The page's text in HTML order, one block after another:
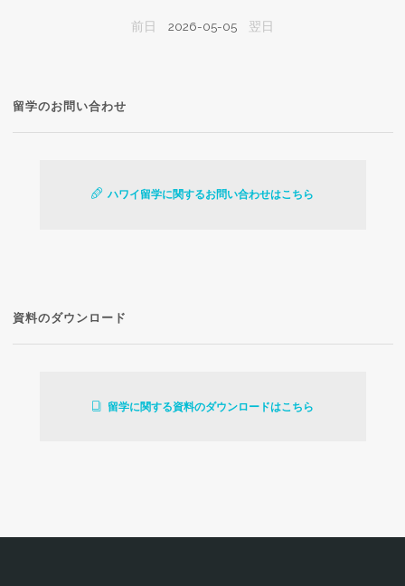
前日 2026-05-05 翌日
留学のお問い合わせ
ハワイ留学に関するお問い合わせはこちら
資料のダウンロード
留学に関する資料のダウンロードはこちら